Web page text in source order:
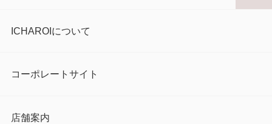
ICHAROIについて
コーポレートサイト
店舗案内